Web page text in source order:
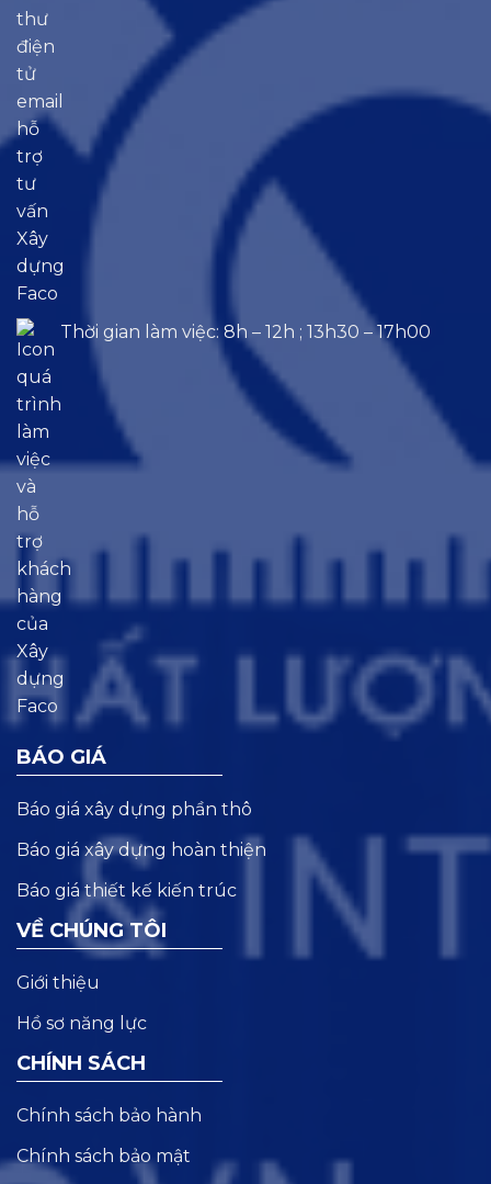
Thời gian làm việc: 8h – 12h ; 13h30 – 17h00
BÁO GIÁ
Báo giá xây dựng phần thô
Báo giá xây dựng hoàn thiện
Báo giá thiết kế kiến trúc
VỀ CHÚNG TÔI
Giới thiệu
Hồ sơ năng lực
CHÍNH SÁCH
Chính sách bảo hành
Chính sách bảo mật